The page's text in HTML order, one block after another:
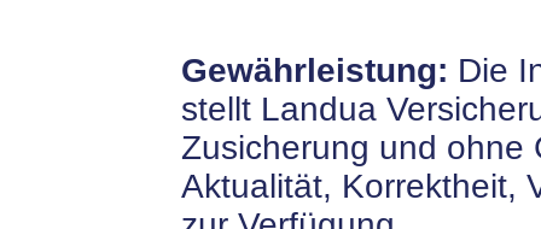
Gewährleistung: Die
stellt Landua
Zusicherung und ohne
Aktualität, Korrektheit,